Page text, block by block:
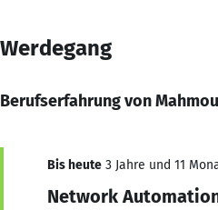
Werdegang
Berufserfahrung von
Bis heute 3 Jahre und 11
Network